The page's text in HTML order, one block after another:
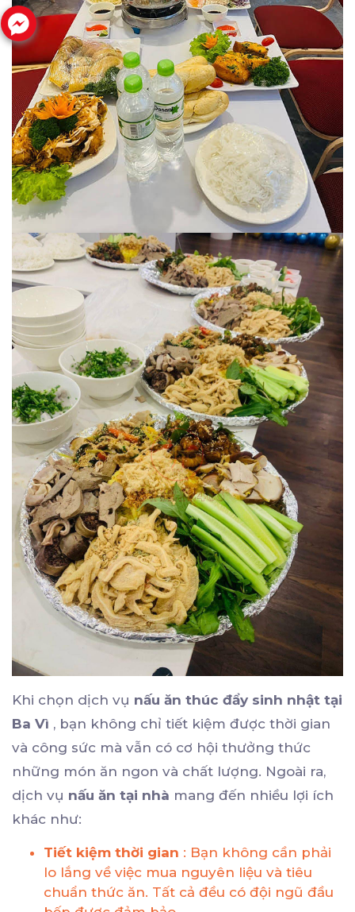
Khi chọn dịch vụ nấu ăn thúc đẩy sinh nhật tại
Ba Vì , bạn không chỉ tiết kiệm được thời gian
và công sức mà vẫn có cơ hội thưởng thức
những món ăn ngon và chất lượng. Ngoài ra,
dịch vụ nấu ăn tại nhà mang đến nhiều lợi ích
khác như:
Tiết kiệm thời gian : Bạn không cần phải
lo lắng về việc mua nguyên liệu và tiêu
chuẩn thức ăn. Tất cả đều có đội ngũ đầu